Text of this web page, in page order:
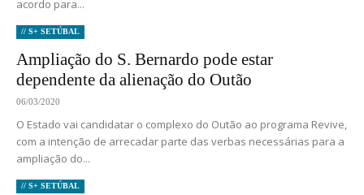
acordo para...
// S+ SETÚBAL
Ampliação do S. Bernardo pode estar
dependente da alienação do Outão
06/03/2020
O Estado vai candidatar o complexo do Outão ao programa Revive,
com a intenção de arrecadar parte das verbas necessárias para a
ampliação do...
// S+ SETÚBAL